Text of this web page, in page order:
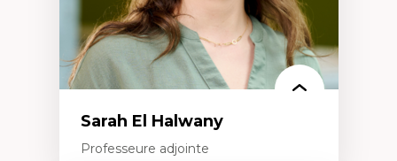
Sarah El Halwany
Professeure adjointe